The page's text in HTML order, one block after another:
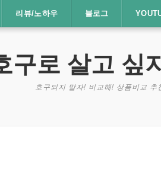
리뷰/노하우 블로그
구로 살고 싶
호구되지 말자! 비교해! 상품비교